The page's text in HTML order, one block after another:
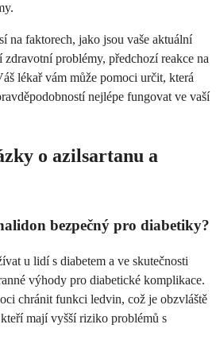
na faktorech, jako jsou vaše aktuální
problémy, předchozí reakce na
lékař vám může pomoci určit, která
nejlépe fungovat ve vaší
o azilsartanu a
bezpečný pro diabetiky?
u lidí s diabetem a ve skutečnosti
výhody pro diabetické komplikace.
chránit funkci ledvin, což je obzvláště
mají vyšší riziko problémů s